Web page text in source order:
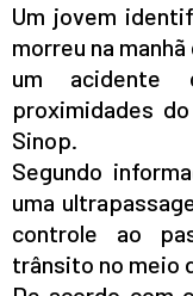
Um jovem
morreu na
um acidente
proximidades
Sinop.
Segundo
uma
controle ao
trânsito no meio